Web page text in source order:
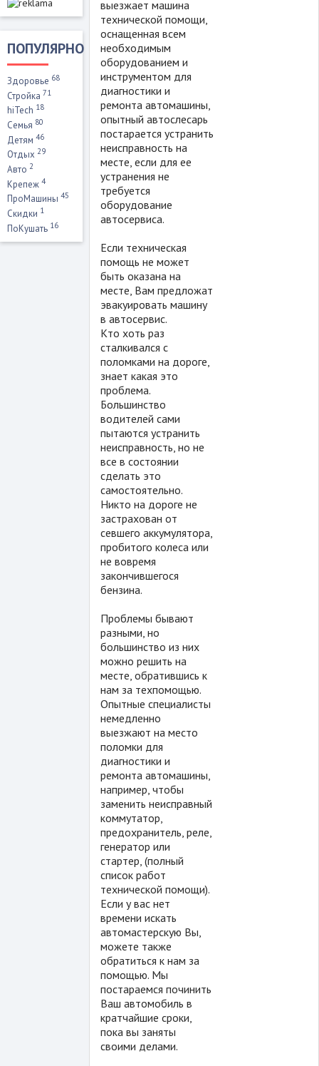
ПОПУЛЯРНО
Здоровье 68
Стройка 71
hiTech 18
Семья 80
Детям 46
Отдых 29
Авто 2
Крепеж 4
ПроМашины 45
Скидки 1
ПоКушать 16
выезжает машина
технической помощи,
оснащенная всем
необходимым
оборудованием и
инструментом для
диагностики и
ремонта автомашины,
опытный автослесарь
постарается устранить
неисправность на
месте, если для ее
устранения не
требуется
оборудование
автосервиса.
Если техническая
помощь не может
быть оказана на
месте, Вам предложат
эвакуировать машину
в автосервис.
Кто хоть раз
сталкивался с
поломками на дороге,
знает какая это
проблема.
Большинство
водителей сами
пытаются устранить
неисправность, но не
все в состоянии
сделать это
самостоятельно.
Никто на дороге не
застрахован от
севшего аккумулятора,
пробитого колеса или
не вовремя
закончившегося
бензина.
Проблемы бывают
разными, но
большинство из них
можно решить на
месте, обратившись к
нам за техпомощью.
Опытные специалисты
немедленно
выезжают на место
поломки для
диагностики и
ремонта автомашины,
например, чтобы
заменить неисправный
коммутатор,
предохранитель, реле,
генератор или
стартер, (полный
список работ
технической помощи).
Если у вас нет
времени искать
автомастерскую Вы,
можете также
обратиться к нам за
помощью. Мы
постараемся починить
Ваш автомобиль в
кратчайшие сроки,
пока вы заняты
своими делами.